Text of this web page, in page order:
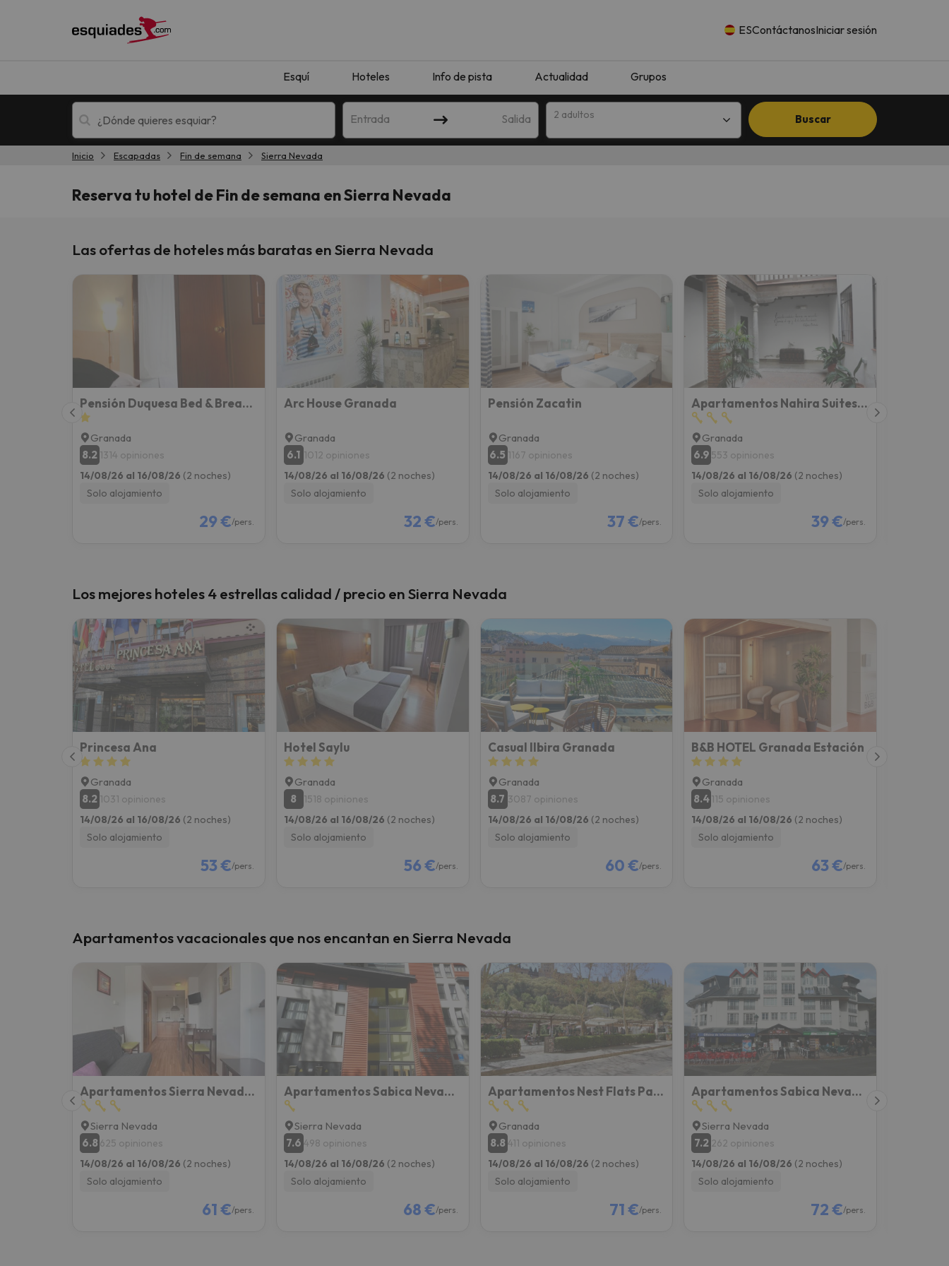
ESContáctanosIniciar sesión
Esquí Hoteles Info de pista Actualidad Grupos
Entrada Salida 2 adultos Buscar
¡Vaya! No hemos encontrado ningún resultado que coincida con tu búsqueda. Prueba a modificar el destino.
¡Vaya! Parece que nuestro buscador ha perdido el norte. En cuanto encuentre su brújula vuelve.
Inicio Escapadas Fin de semana Sierra Nevada
Reserva tu hotel de Fin de semana en Sierra Nevada
Las ofertas de hoteles más baratas en Sierra Nevada
Pensión Duquesa Bed & Breakfast
Granada
8.2 1314 opiniones
14/08/26 al 16/08/26 (2 noches)
Solo alojamiento
29 €/pers.
Arc House Granada
Granada
6.1 1012 opiniones
14/08/26 al 16/08/26 (2 noches)
Solo alojamiento
32 €/pers.
Pensión Zacatin
Granada
6.5 1167 opiniones
14/08/26 al 16/08/26 (2 noches)
Solo alojamiento
37 €/pers.
Apartamentos Nahira Suites 3000
Granada
6.9 553 opiniones
14/08/26 al 16/08/26 (2 noches)
Solo alojamiento
39 €/pers.
Los mejores hoteles 4 estrellas calidad / precio en Sierra Nevada
Princesa Ana
Granada
8.2 1031 opiniones
14/08/26 al 16/08/26 (2 noches)
Solo alojamiento
53 €/pers.
Hotel Saylu
Granada
8
1518 opiniones
14/08/26 al 16/08/26 (2 noches)
Solo alojamiento
56 €/pers.
Casual Ilbira Granada
Granada
8.7 3087 opiniones
14/08/26 al 16/08/26 (2 noches)
Solo alojamiento
60 €/pers.
B&B HOTEL Granada Estación
Granada
8.4115 opiniones
14/08/26 al 16/08/26 (2 noches)
Solo alojamiento
63 €/pers.
Apartamentos vacacionales que nos encantan en Sierra Nevada
Apartamentos Sierra Nevada 3000
Sierra Nevada
6.8 625 opiniones
14/08/26 al 16/08/26 (2 noches)
Solo alojamiento
61 €/pers.
Apartamentos Sabica Nevada Gorbea
Sierra Nevada
7.6 498 opiniones
14/08/26 al 16/08/26 (2 noches)
Solo alojamiento
68 €/pers.
Apartamentos Nest Flats Paseo de los Tristes
Granada
8.8 411 opiniones
14/08/26 al 16/08/26 (2 noches)
Solo alojamiento
71 €/pers.
Apartamentos Sabica Nevada Plaza
Sierra Nevada
7.2 262 opiniones
14/08/26 al 16/08/26 (2 noches)
Solo alojamiento
72 €/pers.